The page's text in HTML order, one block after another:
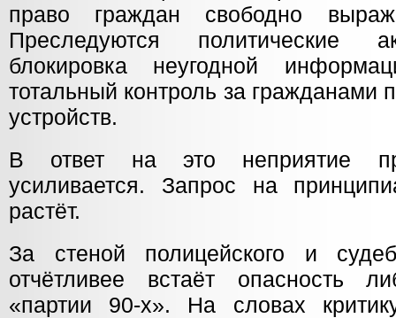
право граждан свободно
Преследуются политические
блокировка неугодной
тотальный контроль за
устройств.
В ответ на это неприятие
усиливается. Запрос на
растёт.
За стеной полицейского и
отчётливее встаёт опасность
«партии 90-х». На словах